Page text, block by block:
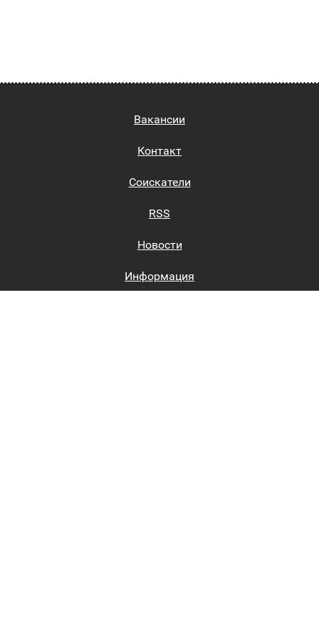
Вакансии
Контакт
Соискатели
RSS
Новости
Информация